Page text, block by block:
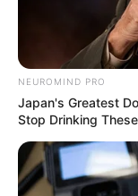
NEUROMIND PRO
Japan's Greatest
Stop Drinking